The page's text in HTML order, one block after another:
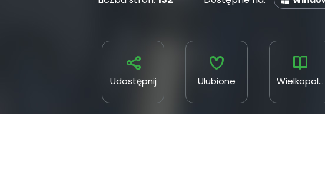
Udostępnij Ulubione Wielkopolskie Stowarzyszenie Sołtysów